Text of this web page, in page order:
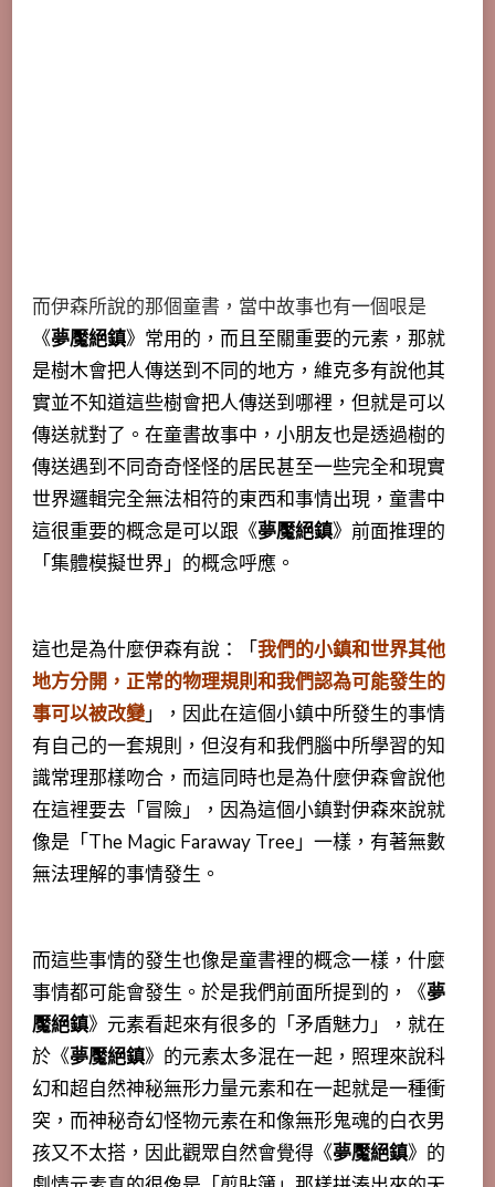
而伊森所說的那個童書，當中故事也有一個哏是
《夢魘絕鎮》常用的，而且至關重要的元素，那就
是樹木會把人傳送到不同的地方，維克多有說他其
實並不知道這些樹會把人傳送到哪裡，但就是可以
傳送就對了。在童書故事中， 小朋友也是透過樹的
傳送遇到不同奇奇怪怪的居民甚至一些完全和現實
世界邏輯完全無法相符的東西和事情出現 ，童書中
這很重要的概念是可以跟《夢魘絕鎮》前面推理的
「集體模擬世界」的概念呼應。
這也是為什麼伊森有說：「我們的小鎮和世界其他
地方分開，正常的物理規則和我們認為可能發生的
事可以被改變」，因此在這個小鎮中所發生的事情
有自己的一套規則，但沒有和我們腦中所學習的知
識常理那樣吻合，而這同時也是為什麼伊森會說他
在這裡要去「冒險」，因為這個小鎮對伊森來說就
像是「The Magic Faraway Tree」一樣，有著無數
無法理解的事情發生。
而這些事情的發生也像是童書裡的概念一樣，什麼
事情都可能會發生。於是我們前面所提到的，《夢
魘絕鎮》元素看起來有很多的「矛盾魅力」，就在
於《夢魘絕鎮》的元素太多混在一起，照理來說科
幻和超自然神秘無形力量元素和在一起就是一種衝
突，而神秘奇幻怪物元素在和像無形鬼魂的白衣男
孩又不太搭，因此觀眾自然會覺得《夢魘絕鎮》的